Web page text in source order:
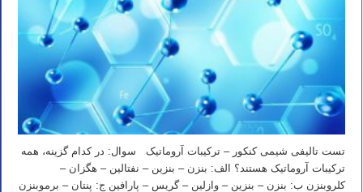
تست تالیفی شیمی کنکور – ترکیبات آروماتیک سوال: در کدام گزینه، همه
ترکیبات آروماتیک هستند؟ الف: بنزن – بنزین – نفتالین – هگزان –
کلروبنزن ب: بنزن – بنزین – وازلین – گریس – پارافین ج: پنتان – برموبنزن